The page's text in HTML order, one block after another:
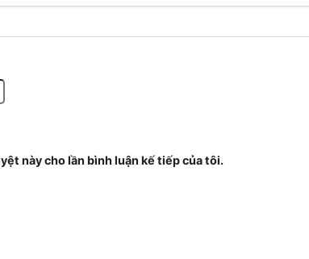
này cho lần bình luận kế tiếp của tôi.